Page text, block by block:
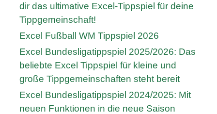
dir das ultimative Excel-Tippspiel für deine
Tippgemeinschaft!
Excel Fußball WM Tippspiel 2026
Excel Bundesligatippspiel 2025/2026: Das
beliebte Excel Tippspiel für kleine und
große Tippgemeinschaften steht bereit
Excel Bundesligatippspiel 2024/2025: Mit
neuen Funktionen in die neue Saison